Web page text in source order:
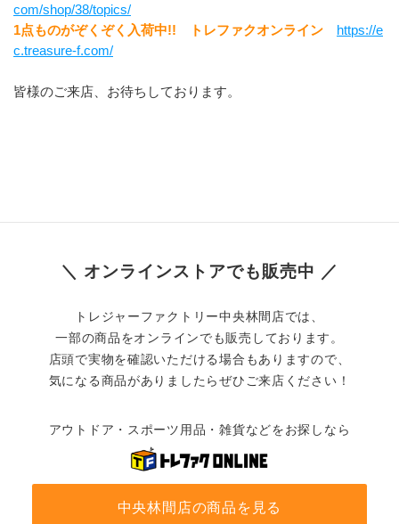
com/shop/38/topics/
1点ものがぞくぞく入荷中!!　トレファクオンライン https://e
c.treasure-f.com/
皆様のご来店、お待ちしております。
＼ オンラインストアでも販売中 ／
トレジャーファクトリー中央林間店では、
一部の商品をオンラインでも販売しております。
店頭で実物を確認いただける場合もありますので、
気になる商品がありましたらぜひご来店ください！
アウトドア・スポーツ用品・雑貨などをお探しなら
中央林間店の商品を見る